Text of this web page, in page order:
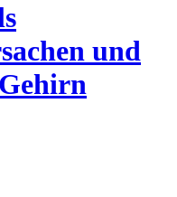
und